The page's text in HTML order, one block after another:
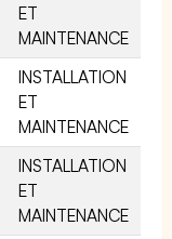
ET
MAINTENANCE
INSTALLATION
ET
MAINTENANCE
INSTALLATION
ET
MAINTENANCE